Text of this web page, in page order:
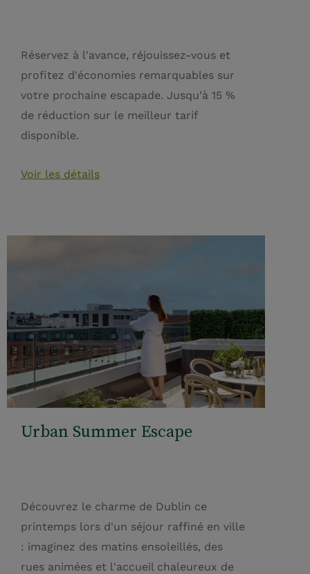
Réservez à l'avance, réjouissez-vous et
profitez d'économies remarquables sur
votre prochaine escapade. Jusqu'à 15 %
de réduction sur le meilleur tarif
disponible.
Voir les détails
Urban Summer Escape
Découvrez le charme de Dublin ce
printemps lors d'un séjour raffiné en ville
: imaginez des matins ensoleillés, des
rues animées et l'accueil chaleureux de